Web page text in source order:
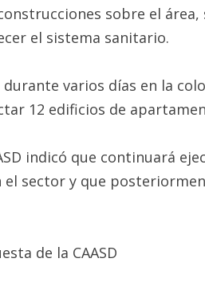
sobre el
el sistema sanitario.
varios días en la
12 edificios de
indicó que continuará
sector y que
de la CAASD